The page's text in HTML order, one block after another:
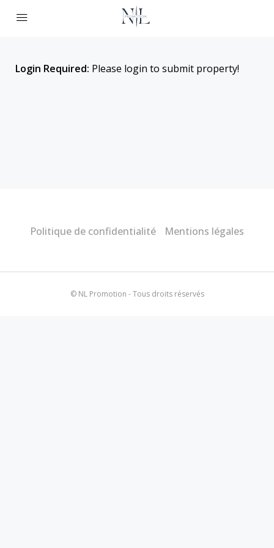
Login Required: Please login to submit property!
Politique de confidentialité Mentions légales
© NL Promotion - Tous droits réservés